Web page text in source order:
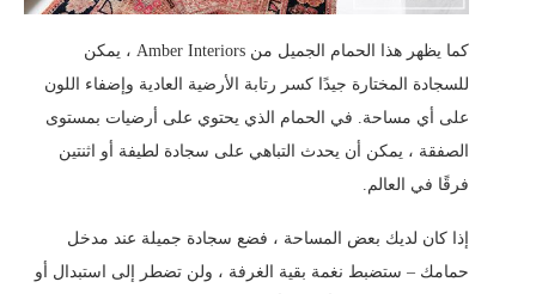
كما يظهر هذا الحمام الجميل من Amber Interiors ، يمكن
للسجادة المختارة جيدًا كسر رتابة الأرضية العادية وإضفاء اللون
على أي مساحة. في الحمام الذي يحتوي على أرضيات بمستوى
الصفقة ، يمكن أن يحدث التباهي على سجادة لطيفة أو اثنتين
فرقًا في العالم.
إذا كان لديك بعض المساحة ، فضع سجادة جميلة عند مدخل
حمامك – ستضبط نغمة بقية الغرفة ، ولن تضطر إلى استبدال أو